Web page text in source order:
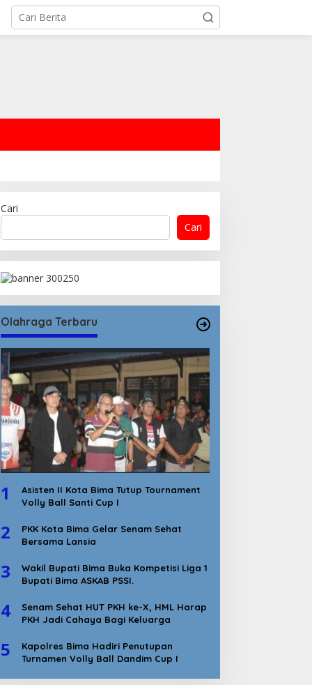
Cari
Cari
Olahraga Terbaru
1
Asisten II Kota Bima Tutup Tournament
Volly Ball Santi Cup I
2
PKK Kota Bima Gelar Senam Sehat
Bersama Lansia
3
Wakil Bupati Bima Buka Kompetisi Liga 1
Bupati Bima ASKAB PSSI.
4
Senam Sehat HUT PKH ke-X, HML Harap
PKH Jadi Cahaya Bagi Keluarga
5
Kapolres Bima Hadiri Penutupan
Turnamen Volly Ball Dandim Cup I